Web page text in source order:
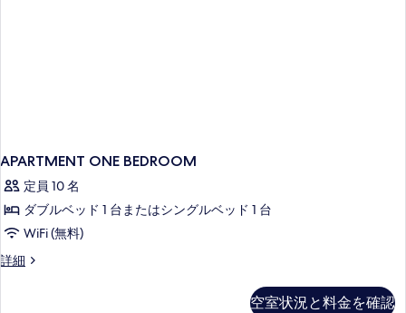
APARTMENT ONE BEDROOM
定員 10 名
ダブルベッド 1 台またはシングルベッド 1 台
WiFi (無料)
詳細
APARTMENT
空室状況と料金を確認